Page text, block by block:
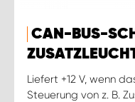
CAN-BUS-
Liefert +12 V, wenn
Steuerung von z. B.